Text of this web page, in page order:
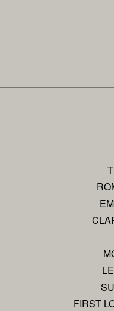
FIRST